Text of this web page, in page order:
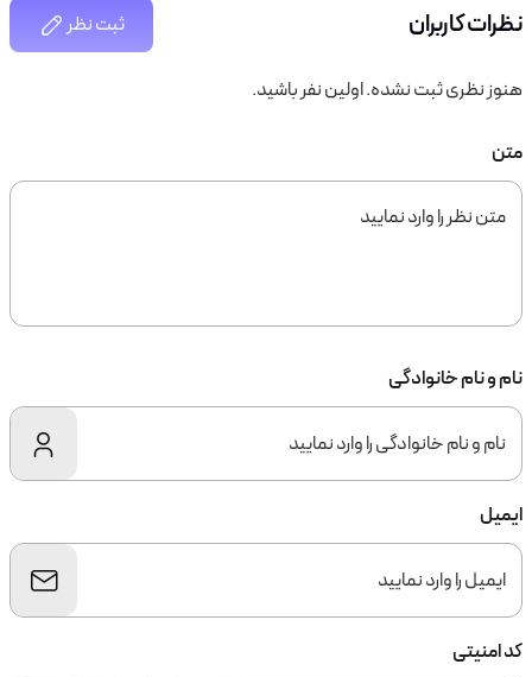
نظرات کاربران ثبت نظر
هنوز نظری ثبت نشده. اولین نفر باشید.
متن
نام و نام خانوادگی
ایمیل
کد امنیتی